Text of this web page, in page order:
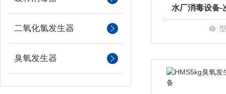
二氧化氯发生器
臭氧发生器